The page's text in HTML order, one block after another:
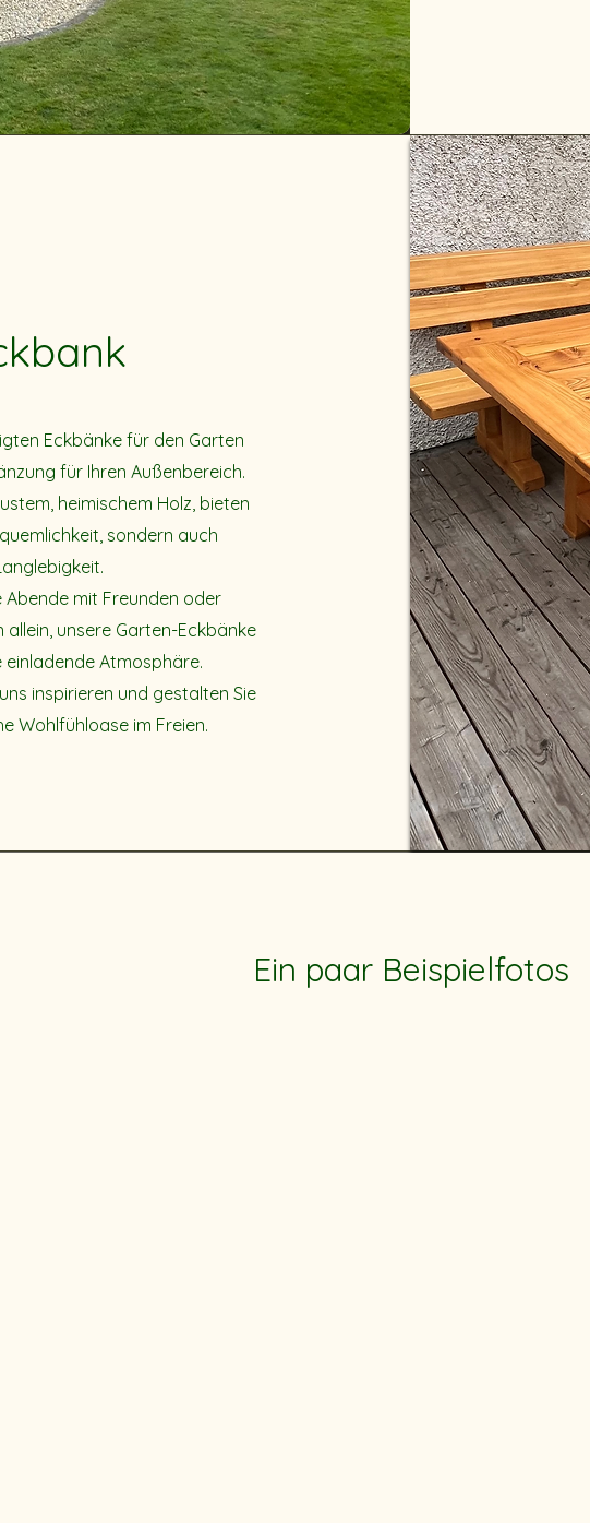
Eckbänke für den Garten
für Ihren Außenbereich.
heimischem Holz, bieten
sondern auch
Abende mit Freunden oder
unsere Garten-Eckbänke
einladende Atmosphäre.
inspirieren und gestalten Sie
Wohlfühloase im Freien.
Ein paar Beispielfotos